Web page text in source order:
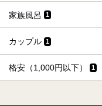
家族風呂 1
カップル 1
格安（1,000円以下） 1